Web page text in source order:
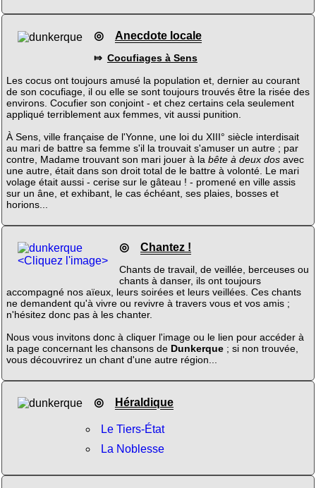
◎ Anecdote locale
⤇ Cocufiages à Sens
Les cocus ont toujours amusé la population et, dernier au courant
de son cocufiage, il ou elle se sont toujours trouvés être la risée des
environs. Cocufier son conjoint - et chez certains cela seulement
appliqué terriblement aux femmes, vit aussi punition.
À Sens, ville française de l'Yonne, une loi du XIII° siècle interdisait
au mari de battre sa femme s'il la trouvait s'amuser un autre ; par
contre, Madame trouvant son mari jouer à la bête à deux dosavec
une autre, était dans son droit total de le battre à volonté. Le mari
volage était aussi - cerise sur le gâteau ! - promené en ville assis
sur un âne, et exhibant, le cas échéant, ses plaies, bosses et
horions...
<Cliquez l'image>
◎ Chantez !
Chants de travail, de veillée, berceuses ou
chants à danser, ils ont toujours
accompagné nos aïeux, leurs soirées et leurs veillées. Ces chants
ne demandent qu'à vivre ou revivre à travers vous et vos amis ;
n'hésitez donc pas à les chanter.
Nous vous invitons donc à cliquer l'image ou le lien pour accéder à
la page concernant les chansons de Dunkerque; si non trouvée,
vous découvrirez un chant d'une autre région...
◎ Héraldique
Le Tiers-État
La Noblesse